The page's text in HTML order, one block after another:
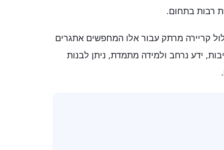
רבות בתחום.
קריירה מרתק עבור אלו המחפשים אתגרים
ידע נרחב ולמידה מתמדת, ניתן לבנות